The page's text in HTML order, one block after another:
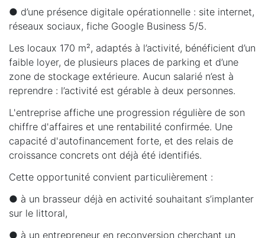
● d’une présence digitale opérationnelle : site internet,
réseaux sociaux, fiche Google Business 5/5.
Les locaux 170 m², adaptés à l’activité, bénéficient d’un
faible loyer, de plusieurs places de parking et d’une
zone de stockage extérieure. Aucun salarié n’est à
reprendre : l’activité est gérable à deux personnes.
L'entreprise affiche une progression régulière de son
chiffre d'affaires et une rentabilité confirmée. Une
capacité d'autofinancement forte, et des relais de
croissance concrets ont déjà été identifiés.
Cette opportunité convient particulièrement :
● à un brasseur déjà en activité souhaitant s’implanter
sur le littoral,
● à un entrepreneur en reconversion cherchant un